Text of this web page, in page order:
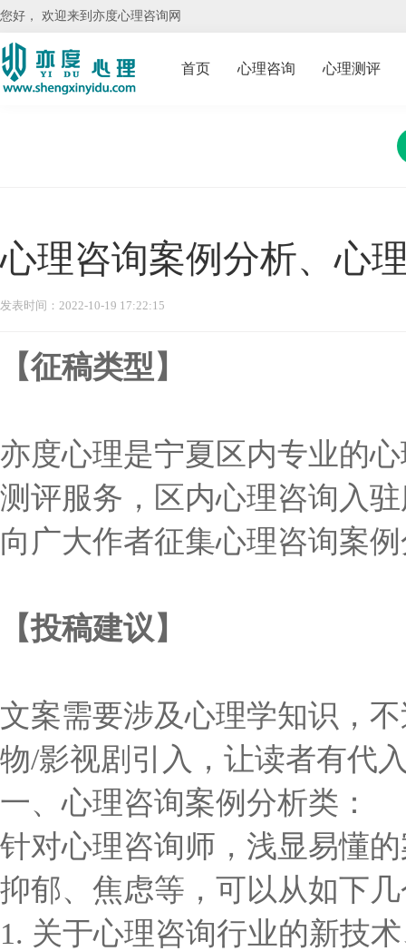
您好， 欢迎来到亦度心理咨询网
首页 心理咨询 心理测评
心理咨询案例分析、心
发表时间：2022-10-19 17:22:15
【征稿类型】
亦度心理是宁夏区内专业的
测评服务，区内心理咨询入
向广大作者征集心理咨询案
【投稿建议】
文案需要涉及心理学知识，
物/影视剧引入，让读者有代
一、心理咨询案例分析类：
针对心理咨询师，浅显易懂
抑郁、焦虑等，可以从如下
1. 关于心理咨询行业的新技